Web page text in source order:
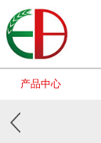
产品中心